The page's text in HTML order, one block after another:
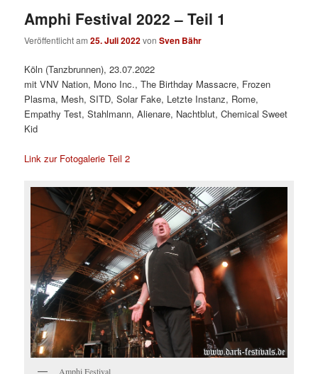
Amphi Festival 2022 – Teil 1
Veröffentlicht am25. Juli 2022vonSven Bähr
Köln (Tanzbrunnen), 23.07.2022
mit VNV Nation, Mono Inc., The Birthday Massacre, Frozen
Plasma, Mesh, SITD, Solar Fake, Letzte Instanz, Rome,
Empathy Test, Stahlmann, Alienare, Nachtblut, Chemical Sweet
Kid
Link zur Fotogalerie Teil 2
Amphi Festival